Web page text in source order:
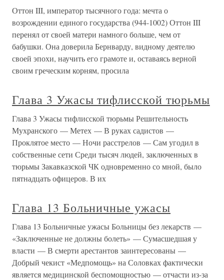
Оттон III, император тысячного года: мечта о
возрождении единого государства (944-1002) Оттон III
перенял от своей матери намного больше, чем от
бабушки. Она доверила Бернварду, видному деятелю
своей эпохи, научить его грамоте и, оставаясь верной
своим греческим корням, просила
Глава 3 Ужасы тифлисской тюрьмы
Глава 3 Ужасы тифлисской тюрьмы Решительность
Мухранского — Метех — В руках садистов —
Проклятое место — Ночи расстрелов — Сам угодил в
собственные сети Среди тысяч людей, заключенных в
тюрьмы Закавказской ЧК одновременно со мной, было
пятнадцать офицеров. В их
Глава 13 Больничные ужасы
Глава 13 Больничные ужасы Больницы без лекарств —
«Заключенные не должны болеть» — Сумасшедшая у
власти — В смерти арестантов заинтересованы —
Добрый чекист «Медпомощь» на Соловках фактически
является медицинской беспомощностью — отчасти из-за